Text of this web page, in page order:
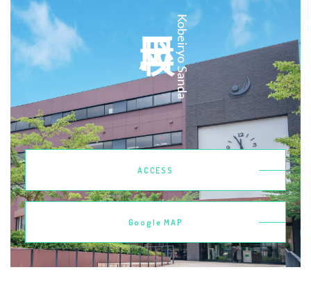
Kobeiryo Sanda
ACCESS
Google MAP